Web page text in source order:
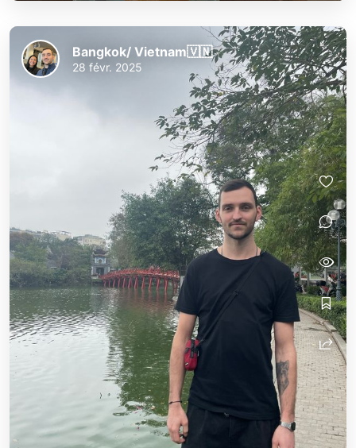
Bangkok/ Vietnam🇻🇳
28 févr. 2025